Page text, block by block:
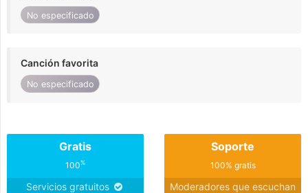
No especificado
Canción favorita
No especificado
Gratis
100%
Servicios gratuitos
Soporte
100% gratis
Moderadores que escuchan